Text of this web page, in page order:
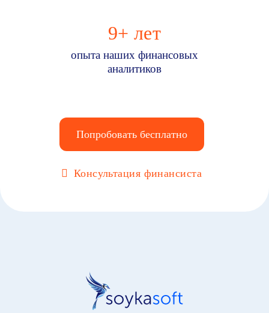
9+ лет
опыта наших финансовых
аналитиков
Попробовать бесплатно
Консультация финансиста